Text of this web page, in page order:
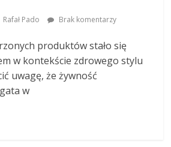
Rafał Pado Brak komentarzy
produktów stało się
w kontekście zdrowego stylu
uwagę, że żywność
w